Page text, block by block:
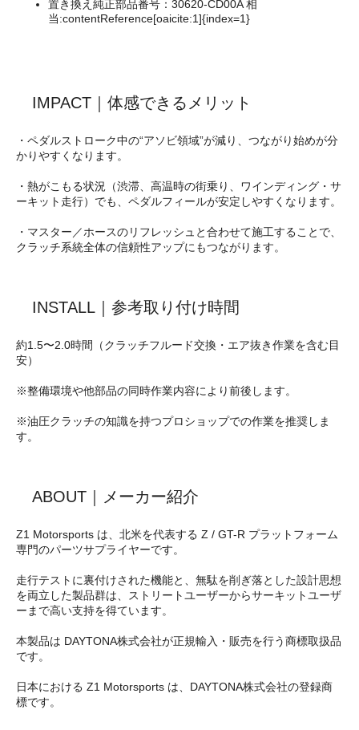
置き換え純正部品番号：30620-CD00A 相
当:contentReference[oaicite:1]{index=1}
IMPACT｜体感できるメリット
・ペダルストローク中の“アソビ領域”が減り、つながり始めが分
かりやすくなります。
・熱がこもる状況（渋滞、高温時の街乗り、ワインディング・サ
ーキット走行）でも、ペダルフィールが安定しやすくなります。
・マスター／ホースのリフレッシュと合わせて施工することで、
クラッチ系統全体の信頼性アップにもつながります。
INSTALL｜参考取り付け時間
約1.5〜2.0時間（クラッチフルード交換・エア抜き作業を含む目
安）
※整備環境や他部品の同時作業内容により前後します。
※油圧クラッチの知識を持つプロショップでの作業を推奨しま
す。
ABOUT｜メーカー紹介
Z1 Motorsports は、北米を代表する Z / GT-R プラットフォーム
専門のパーツサプライヤーです。
走行テストに裏付けされた機能と、無駄を削ぎ落とした設計思想
を両立した製品群は、ストリートユーザーからサーキットユーザ
ーまで高い支持を得ています。
本製品は DAYTONA株式会社が正規輸入・販売を行う商標取扱品
です。
日本における Z1 Motorsports は、DAYTONA株式会社の登録商
標です。